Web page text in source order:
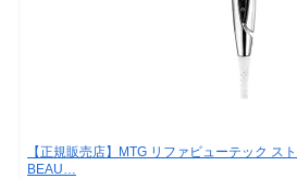
【正規販売店】MTG リファビューテック ス
BEAU…